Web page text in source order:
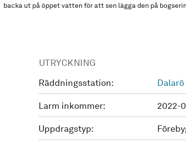
backa ut på öppet vatten för att sen lägga den på
UTRYCKNING
Räddningsstation:
Dalarö
Larm inkommer: 2022-
Uppdragstyp: